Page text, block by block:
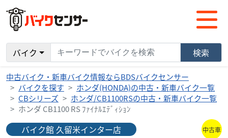
バイク 検索
中古バイク・新車バイク情報ならBDSバイクセンサー
バイクを探す
ホンダ(HONDA)の中古・新車バイク一覧
CBシリーズ
ホンダ/CB1100RSの中古・新車バイク一覧
ホンダ CB1100 RS ﾌｧｲﾅﾙｴﾃﾞｨｼｮﾝ
バイク館 久留米インター店 中古車